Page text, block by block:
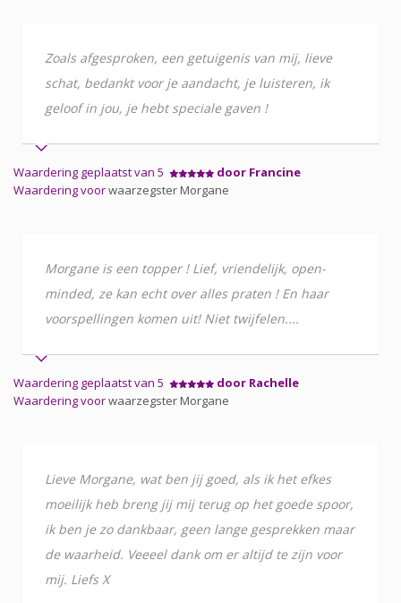
Zoals afgesproken, een getuigenis van mij, lieve
schat, bedankt voor je aandacht, je luisteren, ik
geloof in jou, je hebt speciale gaven !
Waardering geplaatst van 5
door Francine
Waardering voorwaarzegster Morgane
Morgane is een topper ! Lief, vriendelijk, open-
minded, ze kan echt over alles praten ! En haar
voorspellingen komen uit! Niet twijfelen....
Waardering geplaatst van 5
door Rachelle
Waardering voorwaarzegster Morgane
Lieve Morgane, wat ben jij goed, als ik het efkes
moeilijk heb breng jij mij terug op het goede spoor,
ik ben je zo dankbaar, geen lange gesprekken maar
de waarheid. Veeeel dank om er altijd te zijn voor
mij. Liefs X